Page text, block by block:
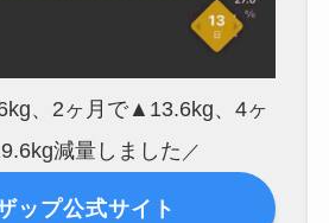
、2ヶ月で▲13.6kg、4ヶ
減量しました ／
ップ公式サイト